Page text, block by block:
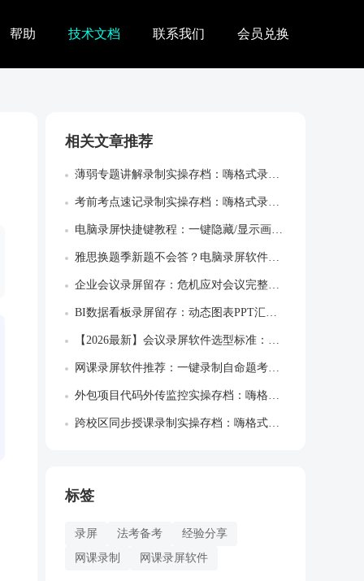
帮助 技术文档 联系我们 会员兑换
相关文章推荐
薄弱专题讲解录制实操存档：嗨格式录屏大师...
考前考点速记录制实操存档：嗨格式录屏大师...
电脑录屏快捷键教程：一键隐藏/显示画板，...
雅思换题季新题不会答？电脑录屏软件画中画...
企业会议录屏留存：危机应对会议完整决策留...
BI数据看板录屏留存：动态图表PPT汇报...
【2026最新】会议录屏软件选型标准：录...
网课录屏软件推荐：一键录制自命题考研院校...
外包项目代码外传监控实操存档：嗨格式屏幕...
跨校区同步授课录制实操存档：嗨格式录屏大...
标签
录屏 法考备考
经验分享
网课录制
网课录屏软件